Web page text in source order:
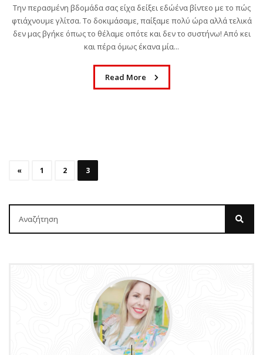
Την περασμένη βδομάδα σας είχα δείξει εδώένα βίντεο με το πώς
φτιάχνουμε γλίτσα. Το δοκιμάσαμε, παίξαμε πολύ ώρα αλλά τελικά
δεν μας βγήκε όπως το θέλαμε οπότε και δεν το συστήνω! Από κει
και πέρα όμως έκανα μία...
Read More
« 1 2 3
ΒΙΒΛΊΟ
MURDLE JR.: Έξυπνα
εγκλήματα για έξυπνα
παιδιά, εκδόσεις
Ψυχογιός
πάντα εκείνη η στιγμή που το παιδί σου ψάχνει
απεγνωσμένα κάτι να κάνει....